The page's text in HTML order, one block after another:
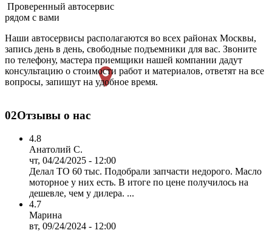
Проверенный автосервис
рядом с вами
Наши автосервисы располагаются во всех районах Москвы,
запись день в день, свободные подъемники для вас. Звоните
по телефону, мастера приемщики нашей компании дадут
консультацию о стоимости работ и материалов, ответят на все
вопросы, запишут на удобное время.
02Отзывы о нас
4.8
Анатолий С.
чт, 04/24/2025 - 12:00
Делал ТО 60 тыс. Подобрали запчасти недорого. Масло
моторное у них есть. В итоге по цене получилось на
дешевле, чем у дилера. ...
4.7
Марина
вт, 09/24/2024 - 12:00